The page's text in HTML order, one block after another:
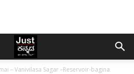
– Vanivilasa Sagar –Reservoir-bagina